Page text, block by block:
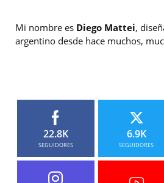
Mi nombre es Diego Mattei,
argentino desde hace muchos,
22.8K
SEGUIDORES
6.9K
SEGUIDORES